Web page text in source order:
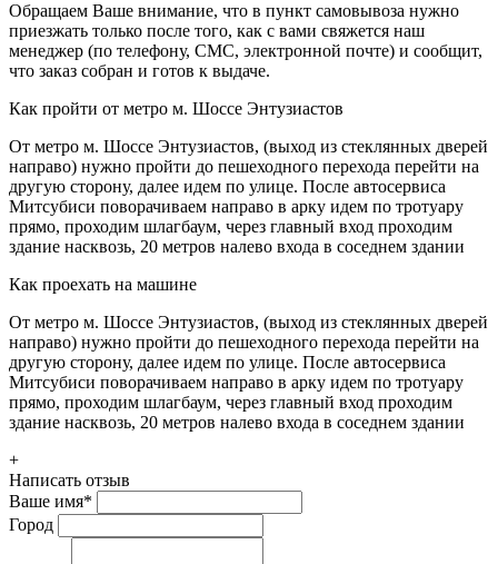
Обращаем Ваше внимание, что в пункт самовывоза нужно
приезжать только после того, как с вами свяжется наш
менеджер (по телефону, СМС, электронной почте) и сообщит,
что заказ собран и готов к выдаче.
Как пройти от метро м. Шоссе Энтузиастов
От метро м. Шоссе Энтузиастов, (выход из стеклянных дверей
направо) нужно пройти до пешеходного перехода перейти на
другую сторону, далее идем по улице. После автосервиса
Митсубиси поворачиваем направо в арку идем по тротуару
прямо, проходим шлагбаум, через главный вход проходим
здание насквозь, 20 метров налево входа в соседнем здании
Как проехать на машине
От метро м. Шоссе Энтузиастов, (выход из стеклянных дверей
направо) нужно пройти до пешеходного перехода перейти на
другую сторону, далее идем по улице. После автосервиса
Митсубиси поворачиваем направо в арку идем по тротуару
прямо, проходим шлагбаум, через главный вход проходим
здание насквозь, 20 метров налево входа в соседнем здании
+
Написать отзыв
Ваше имя*
Город